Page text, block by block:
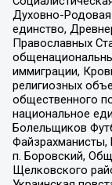
Духовно-
единство,
Православных
иммиграции,
религиозных
общественного
национальное
Болельщиков
Файзрахманисты,
п. Боровский,
Щелковского